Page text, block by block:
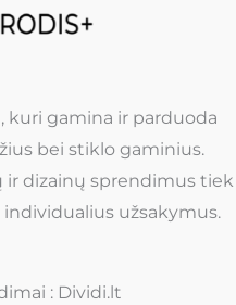
kuri gamina ir parduoda
bei stiklo gaminius.
ir dizainų sprendimus tiek
užsakymus.
: Dividi.lt